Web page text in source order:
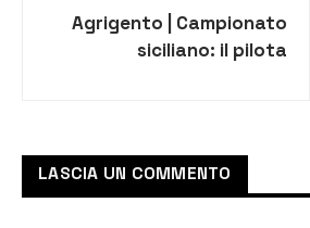
Agrigento | Campionato
siciliano: il pilota
LASCIA UN COMMENTO